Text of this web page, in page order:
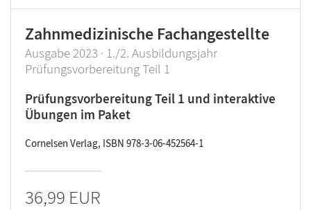
Zahnmedizinische Fachangestellte
Ausgabe 2023 · 1./2. Ausbildungsjahr
Prüfungsvorbereitung Teil 1
Prüfungsvorbereitung Teil 1 und interaktive
Übungen im Paket
Cornelsen Verlag, ISBN 978-3-06-452564-1
36,99 EUR